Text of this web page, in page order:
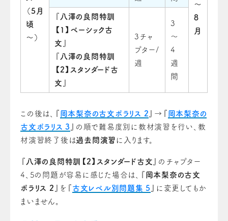
（5月
頃
～）
～
8
月
『 八澤の良問特訓
【1】ベーシック古
文
『 八澤の良問特訓
【2】スタンダード古
文
3チャ
プター/
週
3
～
4
週
間
この後は、『 岡本梨奈の古文ポラリス 2 』→『 岡本梨奈の
古文ポラリス 3
』の順で難易度別に教材演習を行い、教
材演習終了後は過去問演習 に入ります。
『 八澤の良問特訓【2】スタンダード古文 』のチャプター
4、5の問題が容易に感じた場合は、『 岡本梨奈の古文
ポラリス 2 』を『 古文レベル別問題集 5
』に変更してもか
まいません。